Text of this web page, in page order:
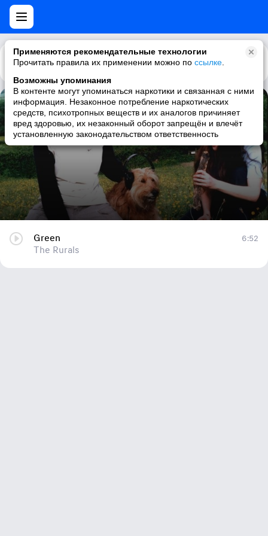
Применяются рекомендательные технологии
Прочитать правила их применении можно по ссылке
Возможны упоминания
В контенте могут упоминаться наркотики и связанная с ними
информация. Незаконное потребление наркотических
средств, психотропных веществ и их аналогов причиняет
вред здоровью, их незаконный оборот запрещён и влечёт
установленную законодательством ответственность
Каталог Рекомендации
Green
The Rurals
Green
The Rurals
6:52